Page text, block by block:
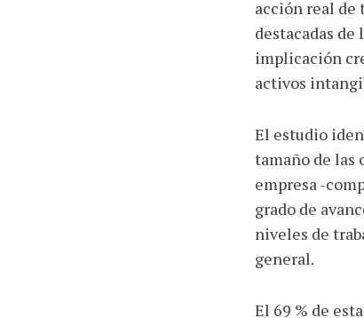
acción real de
destacadas
implicación
activos
El estudio
tamaño de las
empresa -
grado de
niveles de
general.
El 69 % de